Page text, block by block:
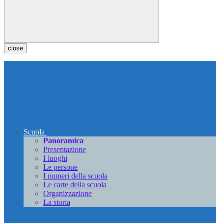
close
Scuola
Panoramica
Presentazione
I luoghi
Le persone
I numeri della scuola
Le carte della scuola
Organizzazione
La storia